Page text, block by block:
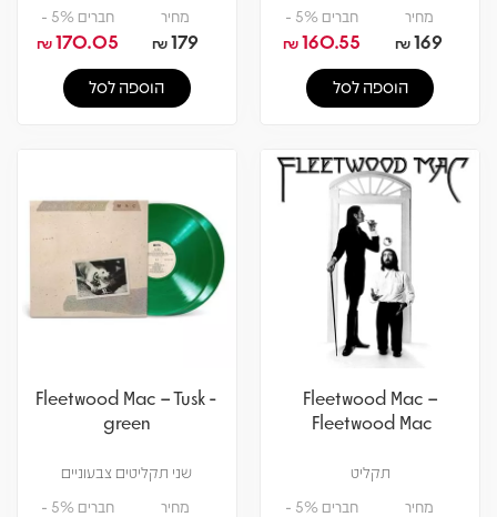
מחיר
169
₪
חברים 5% -
160.55
₪
הוספה לסל
מחיר
179
₪
חברים 5% -
170.05
₪
הוספה לסל
Fleetwood Mac –
Fleetwood Mac
תקליט
מחיר חברים 5% -
Fleetwood Mac – Tusk -
green
שני תקליטים צבעוניים
מחיר חברים 5% -